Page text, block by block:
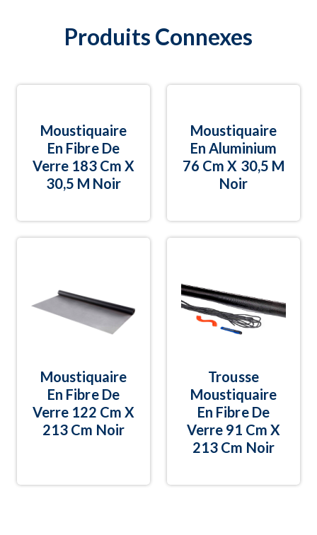
Produits Connexes
Moustiquaire
En Fibre De
Verre 183 Cm X
30,5 M Noir
Moustiquaire
En Aluminium
76 Cm X 30,5 M
Noir
Moustiquaire
En Fibre De
Verre 122 Cm X
213 Cm Noir
Trousse
Moustiquaire
En Fibre De
Verre 91 Cm X
213 Cm Noir